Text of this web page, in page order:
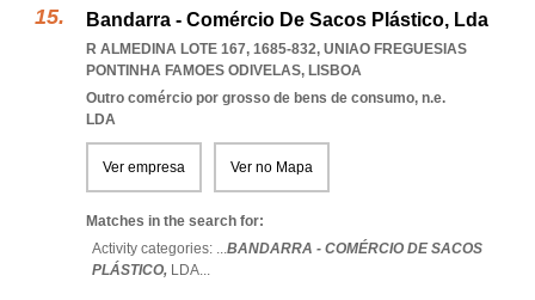
Bandarra - Comércio De Sacos Plástico, Lda
R ALMEDINA LOTE 167, 1685-832, UNIAO FREGUESIAS
PONTINHA FAMOES ODIVELAS, LISBOA
Outro comércio por grosso de bens de consumo, n.e.
LDA
Ver empresa Ver no Mapa
Matches in the search for:
Activity categories: ...BANDARRA - COMÉRCIO DE SACOS
PLÁSTICO, LDA...